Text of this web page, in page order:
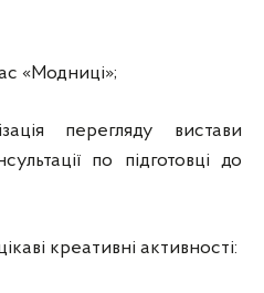
«Модниці»;
перегляду вистави
по підготовці до
креативні активності: